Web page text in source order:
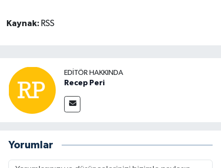
Kaynak: RSS
EDITÖR HAKKINDA
Recep Peri
Yorumlar